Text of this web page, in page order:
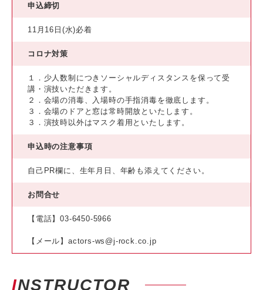
申込締切
11月16日(水)必着
コロナ対策
１．少人数制につきソーシャルディスタンスを保って受
講・演技いただきます。
２．会場の消毒、入場時の手指消毒を徹底します。
３．会場のドアと窓は常時開放といたします。
３．演技時以外はマスク着用といたします。
申込時の注意事項
自己PR欄に、生年月日、年齢も添えてください。
お問合せ
【電話】03-6450-5966
【メール】actors-ws@j-rock.co.jp
INSTRUCTOR